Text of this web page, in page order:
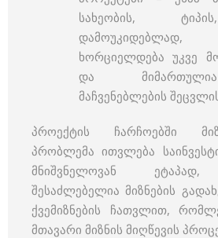
სახეობის,
ხორციელდება უკვე
და
მაჩვენებლების
პროექტის ჩარჩოებში
პრობლემა ითვლება
მნიშვნელოვან ეტაპად,
შესაძლებელია მიზნების
ქვემიზნების ჩათვლით,
მთავარი მიზნის მიღწევის